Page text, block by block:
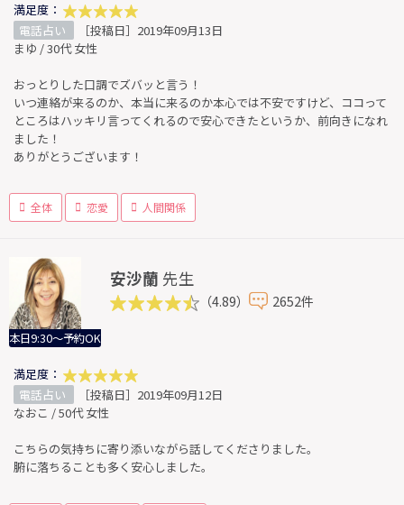
満足度：
電話占い
［投稿日］2019年09月13日
まゆ / 30代 女性
おっとりした口調でズバッと言う！
いつ連絡が来るのか、本当に来るのか本心では不安ですけど、ココって
ところはハッキリ言ってくれるので安心できたというか、前向きになれ
ました！
ありがとうございます！
全体 恋愛 人間関係
本日9:30～予約OK
安沙蘭 先生
（4.89） 2652件
満足度：
電話占い
［投稿日］2019年09月12日
なおこ / 50代 女性
こちらの気持ちに寄り添いながら話してくださりました。
腑に落ちることも多く安心しました。